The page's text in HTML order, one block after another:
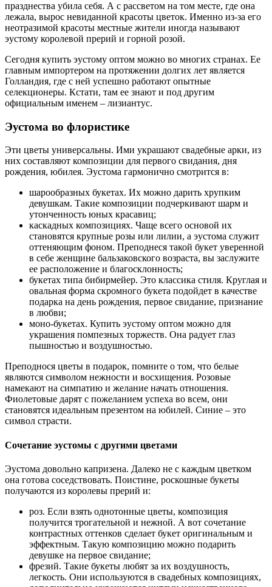
празднества убила себя. А с рассветом на том месте, где она
лежала, вырос невиданной красоты цветок. Именно из-за его
неотразимой красоты местные жители иногда называют
эустому королевой прерий и горной розой.
Сегодня купить эустому оптом можно во многих странах. Ее
главным импортером на протяжении долгих лет является
Голландия, где с ней успешно работают опытные
селекционеры. Кстати, там ее знают и под другим
официальным именем – лизиантус.
Эустома во флористике
Эти цветы универсальны. Ими украшают свадебные арки, из
них составляют композиции для первого свидания, дня
рождения, юбилея. Эустома гармонично смотрится в:
шарообразных букетах. Их можно дарить хрупким
девушкам. Такие композиции подчеркивают шарм и
утонченность юных красавиц;
каскадных композициях. Чаще всего основой их
становятся крупные розы или лилии, а эустома служит
оттеняющим фоном. Преподнеся такой букет уверенной
в себе женщине бальзаковского возраста, вы заслужите
ее расположение и благосклонность;
букетах типа бибирмейер. Это классика стиля. Круглая и
овальная форма скромного букета подойдет в качестве
подарка на день рождения, первое свидание, признание
в любви;
моно-букетах. Купить эустому оптом можно для
украшения помпезных торжеств. Она радует глаз
пышностью и воздушностью.
Преподнося цветы в подарок, помните о том, что белые
являются символом нежности и восхищения. Розовые
намекают на симпатию и желание начать отношения.
Фиолетовые дарят с пожеланием успеха во всем, они
становятся идеальным презентом на юбилей. Синие – это
символ страсти.
Сочетание эустомы с другими цветами
Эустома довольно капризена. Далеко не с каждым цветком
она готова соседствовать. Поистине, роскошные букеты
получаются из королевы прерий и:
роз. Если взять однотонные цветы, композиция
получится трогательной и нежной. А вот сочетание
контрастных оттенков сделает букет оригинальным и
эффектным. Такую композицию можно подарить
девушке на первое свидание;
фрезий. Такие букеты любят за их воздушность,
легкость. Они используются в свадебных композициях,